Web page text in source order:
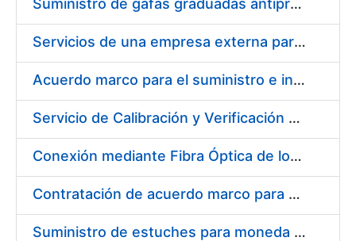
Suministro de gafas graduadas antiproyecciones para los trabajadores de la FNMT-RCM en los centros de trabajo de Madrid y Burgos
Servicios de una empresa externa para el asesoramiento y resolución de los recursos de alzada que se presentan relacionados con procesos de selección para la FNMT-RCM
Acuerdo marco para el suministro e instalación de persianas, estores y otros complementos
Servicio de Calibración y Verificación Externa de los Equipos de Medición del Servicio de Prevención de la FNMT-RCM
Conexión mediante Fibra Óptica de los Centros de Proceso de Datos (CPDs) de las sedes de la FNMT-RCM de Burgos y Madrid
Contratación de acuerdo marco para el Suministro de Material de Electricidad para la Fábrica Nacional de Moneda y Timbre-Real Casa de la Moneda en su centro de trabajo de Burgos
Suministro de estuches para moneda de 30 €